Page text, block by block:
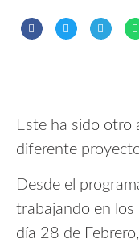
Este ha sido otro
diferente
Desde el
trabajando en los
día 28 de